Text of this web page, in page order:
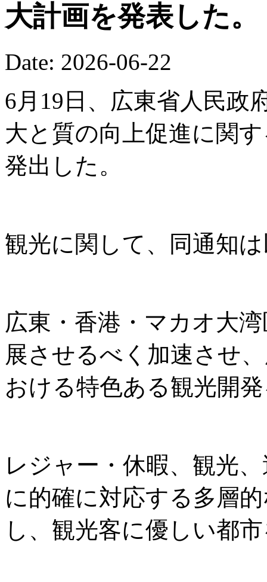
大計画を発表した。
Date: 2026-06-22
6月19日、広東省人民政
大と質の向上促進に関
発出した。
観光に関して、同通知
広東・香港・マカオ大
展させるべく加速させ
おける特色ある観光開
レジャー・休暇、観光
に的確に対応する多層
し、観光客に優しい都